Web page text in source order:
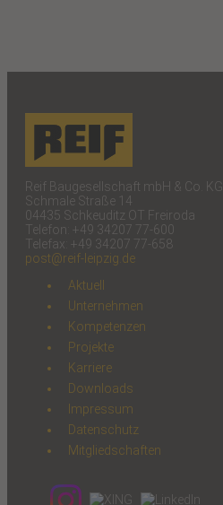
Reif Baugesellschaft mbH & Co. KG
Schmale Straße 14
04435 Schkeuditz OT Freiroda
Telefon: +49 34207 77-600
Telefax: +49 34207 77-658
post@reif-leipzig.de
Aktuell
Unternehmen
Kompetenzen
Projekte
Karriere
Downloads
Impressum
Datenschutz
Mitgliedschaften